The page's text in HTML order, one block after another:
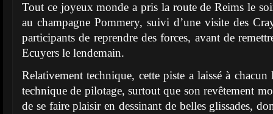
Tout ce joyeux monde a pris la route de Reims le
au champagne Pommery, suivi d’une visite des
participants de reprendre des forces, avant de
Ecuyers le lendemain.
Relativement technique, cette piste a laissé à
technique de pilotage, surtout que son revêtement
de se faire plaisir en dessinant de belles glissades,